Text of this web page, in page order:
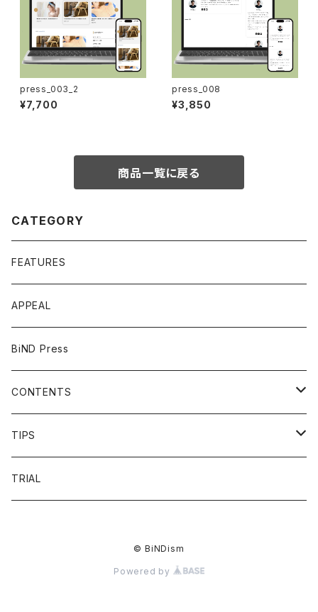
press_003_2
¥7,700
press_008
¥3,850
商品一覧に戻る
CATEGORY
FEATURES
APPEAL
BiND Press
CONTENTS
OVERVIEW
FAQ
TIPS
HEADING
TRIAL
© BiNDism
Powered by